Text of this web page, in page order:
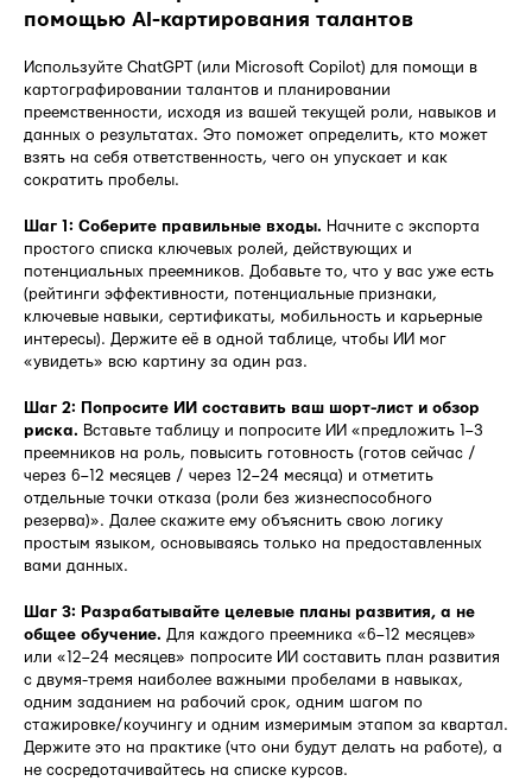
помощью AI-картирования талантов
Используйте ChatGPT (или Microsoft Copilot) для помощи в
картографировании талантов и планировании
преемственности, исходя из вашей текущей роли, навыков и
данных о результатах. Это поможет определить, кто может
взять на себя ответственность, чего он упускает и как
сократить пробелы.
Шаг 1: Соберите правильные входы. Начните с экспорта
простого списка ключевых ролей, действующих и
потенциальных преемников. Добавьте то, что у вас уже есть
(рейтинги эффективности, потенциальные признаки,
ключевые навыки, сертификаты, мобильность и карьерные
интересы). Держите её в одной таблице, чтобы ИИ мог
«увидеть» всю картину за один раз.
Шаг 2: Попросите ИИ составить ваш шорт-лист и обзор
риска. Вставьте таблицу и попросите ИИ «предложить 1–3
преемников на роль, повысить готовность (готов сейчас /
через 6–12 месяцев / через 12–24 месяца) и отметить
отдельные точки отказа (роли без жизнеспособного
резерва)». Далее скажите ему объяснить свою логику
простым языком, основываясь только на предоставленных
вами данных.
Шаг 3: Разрабатывайте целевые планы развития, а не
общее обучение. Для каждого преемника «6–12 месяцев»
или «12–24 месяцев» попросите ИИ составить план развития
с двумя-тремя наиболее важными пробелами в навыках,
одним заданием на рабочий срок, одним шагом по
стажировке/коучингу и одним измеримым этапом за квартал.
Держите это на практике (что они будут делать на работе), а
не сосредотачивайтесь на списке курсов.